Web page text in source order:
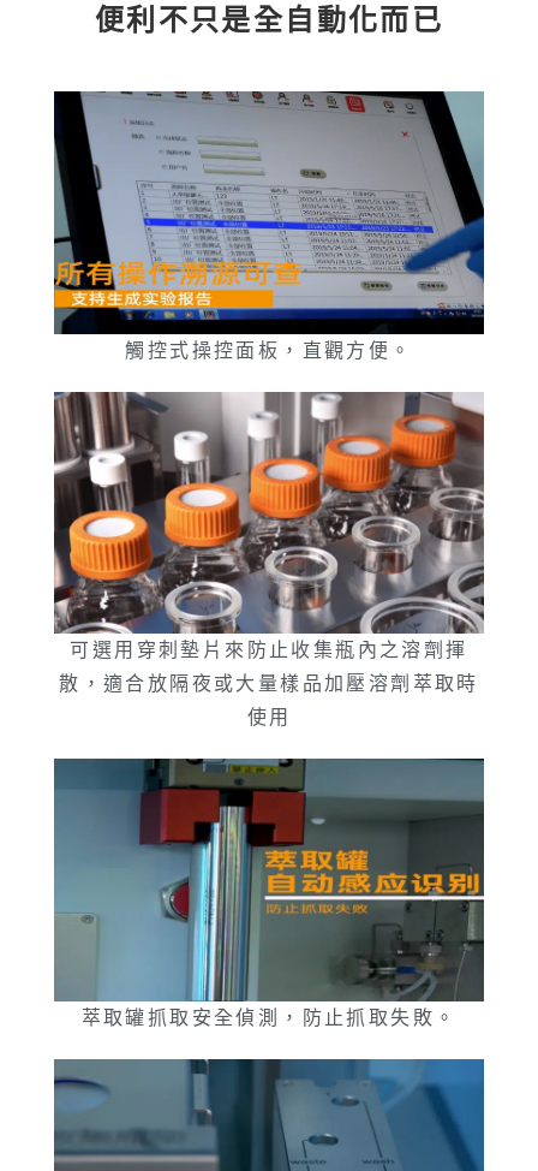
便利不只是全自動化而已
觸控式操控面板，直觀方便。
可選用穿刺墊片來防止收集瓶內之溶劑揮
散，適合放隔夜或大量樣品加壓溶劑萃取時
使用
萃取罐抓取安全偵測，防止抓取失敗。